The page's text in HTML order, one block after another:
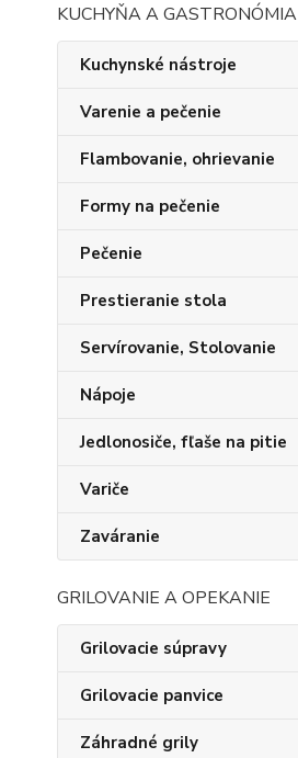
KUCHYŇA A GASTRONÓMIA
Kuchynské nástroje
Varenie a pečenie
Flambovanie, ohrievanie
Formy na pečenie
Pečenie
Prestieranie stola
Servírovanie, Stolovanie
Nápoje
Jedlonosiče, fľaše na pitie
Variče
Zaváranie
GRILOVANIE A OPEKANIE
Grilovacie súpravy
Grilovacie panvice
Záhradné grily